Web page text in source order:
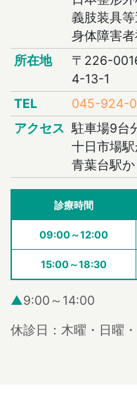
義肢装具
身体障害者
所在地
〒226-
4-13-1
TEL
045-924-
アクセス 駐車場9台
十日市場
青葉台駅
診療時間
09:00～12:00
15:00～18:30
▲9:00～14:00
休診日：木曜・日曜